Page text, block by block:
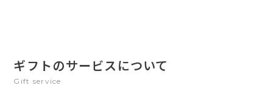
ギフトのサービスについて
Gift service